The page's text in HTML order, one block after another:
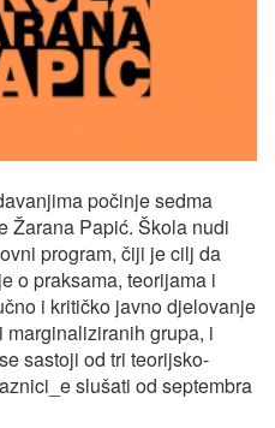
počinje sedma
Žarana Papić. Škola nudi
program, čiji je cilj da
o praksama, teorijama i
i kritičko javno djelovanje
grupa, i
sastoji od tri teorijsko-
slušati od septembra